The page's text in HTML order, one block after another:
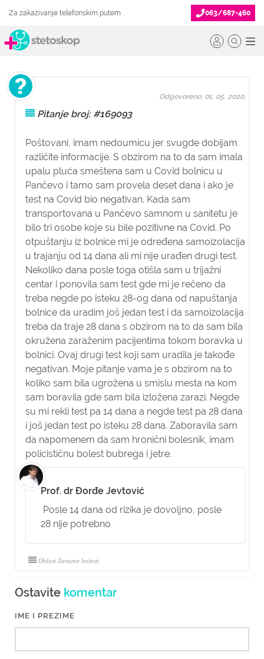
Za zakazivanje telefonskim putem 063/687-460
Pitanje broj: #169093
Poštovani, imam nedoumicu jer svugde dobijam
različite informacije. S obzirom na to da sam imala
upalu pluća smeštena sam u Covid bolnicu u
Pančevo i tamo sam provela deset dana i ako je
test na Covid bio negativan. Kada sam
transportovana u Pančevo samnom u sanitetu je
bilo tri osobe koje su bile pozitivne na Covid. Po
otpuštanju iz bolnice mi je određena samoizolacija
u trajanju od 14 dana ali mi nije urađen drugi test.
Nekoliko dana posle toga otišla sam u trijažni
centar i ponovila sam test gde mi je rečeno da
treba negde po isteku 28-og dana od napuštanja
bolnice da uradim još jedan test i da samoizolacija
treba da traje 28 dana s obzirom na to da sam bila
okružena zaraženim pacijentima tokom boravka u
bolnici. Ovaj drugi test koji sam uradila je takođe
negativan. Moje pitanje vama je s obzirom na to
koliko sam bila ugrožena u smislu mesta na kom
sam boravila gde sam bila izložena zarazi. Negde
su mi rekli test pa 14 dana a negde test pa 28 dana
i još jedan test po isteku 28 dana. Zaboravila sam
da napomenem da sam hronični bolesnik, imam
policističnu bolest bubrega i jetre.
Odgovoreno: 01. 05. 2020.
Prof. dr Đorđe Jevtović
Posle 14 dana od rizika je dovoljno, posle
28 nije potrebno
Oblast Zarazne bolesti
Ostavite komentar
IME I PREZIME